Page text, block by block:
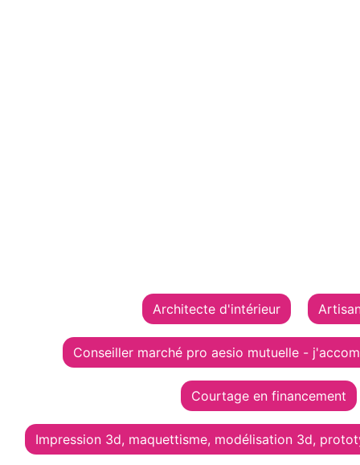
Architecte d'intérieur
Conseiller marché pro aesio mutuelle -
Courtage en financement
Impression 3d, maquettisme, modélisation 3d,